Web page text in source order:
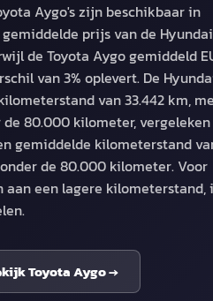
Aygo's zijn beschikbaar in
prijs van de Hyundai
de Toyota Aygo gemiddeld
van 3% oplevert. De
van 33.442 km,
80.000 kilometer, vergeleken
gemiddelde kilometerstand
de 80.000 kilometer. Voor
aan een lagere kilometerstand,
Toyota Aygo→